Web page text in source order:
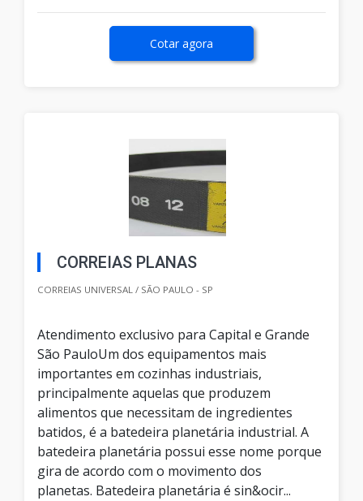
Cotar agora
CORREIAS PLANAS
CORREIAS UNIVERSAL / SÃO PAULO - SP
Atendimento exclusivo para Capital e Grande
São PauloUm dos equipamentos mais
importantes em cozinhas industriais,
principalmente aquelas que produzem
alimentos que necessitam de ingredientes
batidos, é a batedeira planetária industrial. A
batedeira planetária possui esse nome porque
gira de acordo com o movimento dos
planetas. Batedeira planetária é sin&ocir...